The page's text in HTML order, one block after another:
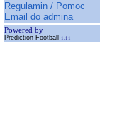
Regulamin / Pomoc
Email do admina
Powered by
Prediction Football 1.11